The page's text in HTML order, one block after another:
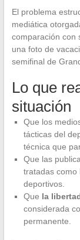
El problema
mediática
comparación con
una foto de
semifinal de
Lo que
situación
Que los
tácticas del
técnica que
Que las
tratadas como
deportivos.
Que la
considerada
permanente.